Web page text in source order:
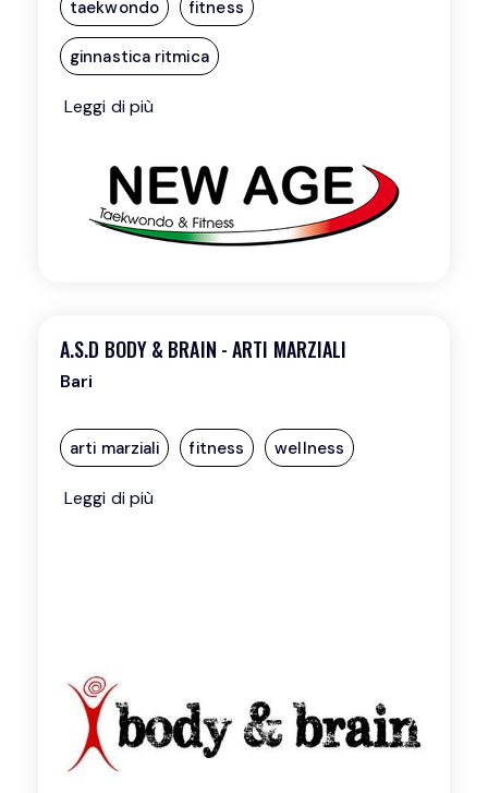
taekwondo fitness
ginnastica ritmica
Leggi di più
A.S.D BODY & BRAIN - ARTI MARZIALI
Bari
arti marziali fitness wellness
Leggi di più